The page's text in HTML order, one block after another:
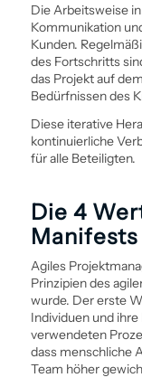
Die Arbeits­weise
Kommunikation
Kunden.
des Fortschritts
das Projekt auf
Bedürfnissen des
Diese iterative
kontinuierliche
für alle Beteiligten.
Die 4
Manifests
Agiles
Prinzipien des
wurde. Der erste
Individuen und
verwendeten
dass menschliche
Team höher